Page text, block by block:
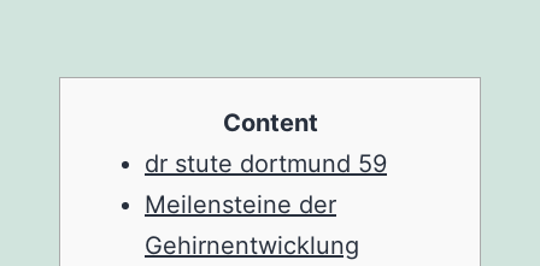
Content
dr stute dortmund 59
Meilensteine der
Gehirnentwicklung